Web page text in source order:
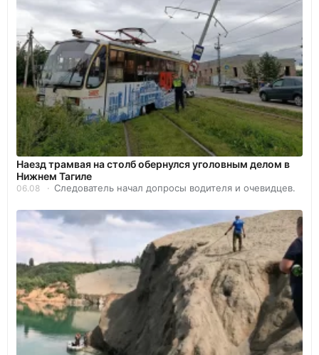
Наезд трамвая на столб обернулся уголовным делом в
Нижнем Тагиле
06.08 Следователь начал допросы водителя и очевидцев.